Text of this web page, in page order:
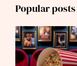
Popular posts